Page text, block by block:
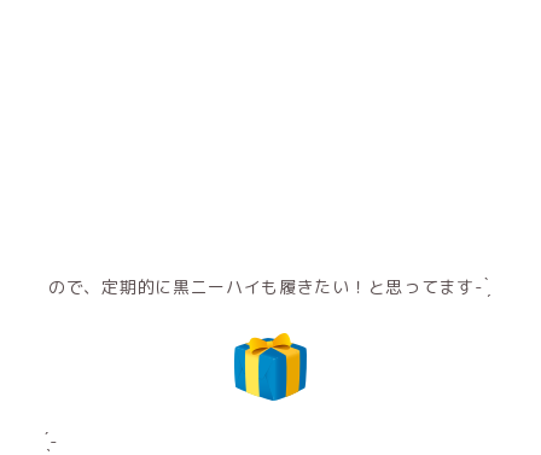
ので、定期的に黒ニーハイも履きたい！と思ってます- ̗̀
̖́-